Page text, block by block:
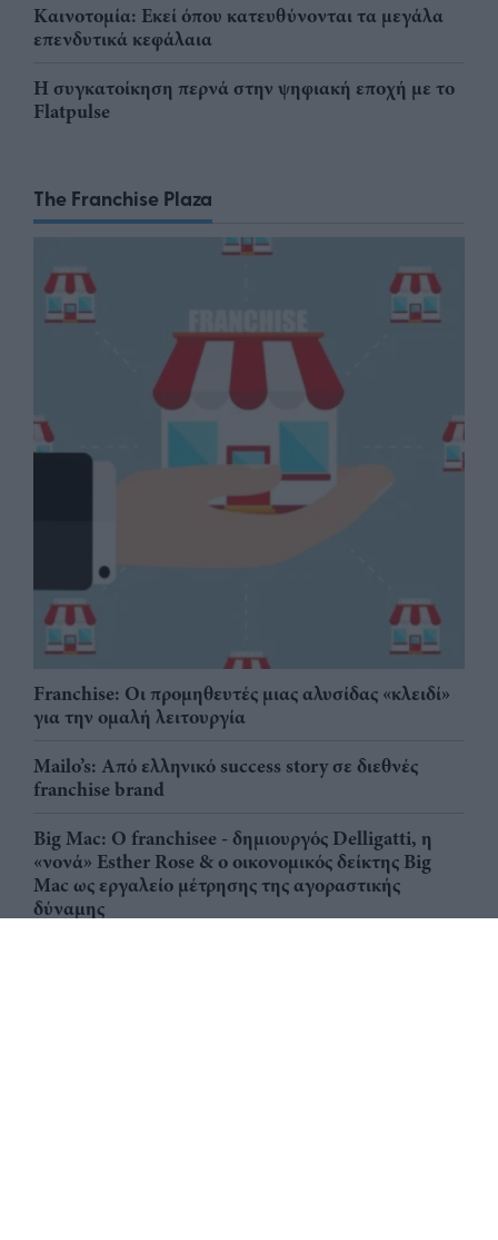
Καινοτομία: Εκεί όπου κατευθύνονται τα μεγάλα
επενδυτικά κεφάλαια
Η συγκατοίκηση περνά στην ψηφιακή εποχή με το
Flatpulse
The Franchise Plaza
Franchise: Οι προμηθευτές μιας αλυσίδας «κλειδί»
για την ομαλή λειτουργία
Mailo’s: Από ελληνικό success story σε διεθνές
franchise brand
Big Mac: Ο franchisee - δημιουργός Delligatti, η
«νονά» Esther Rose & ο οικονομικός δείκτης Big
Mac ως εργαλείο μέτρησης της αγοραστικής
δύναμης